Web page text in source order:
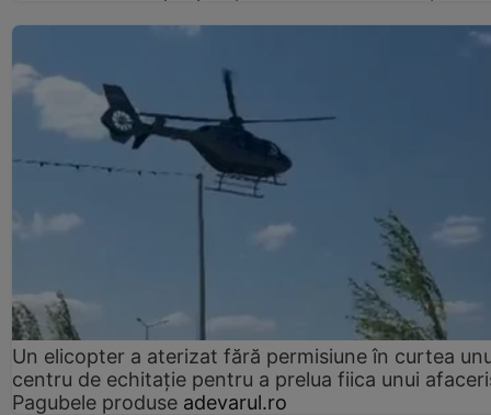
Un elicopter a aterizat fără permisiune în curtea
centru de echitație pentru a prelua fiica unui
Pagubele produse adevarul.ro